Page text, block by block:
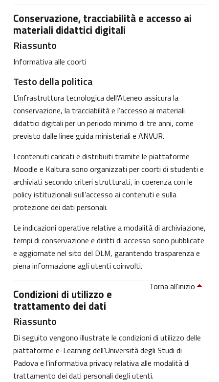
Conservazione, tracciabilità e accesso ai
materiali didattici digitali
Riassunto
Informativa alle coorti
Testo della politica
L’infrastruttura tecnologica dell’Ateneo assicura la
conservazione, la tracciabilità e l’accesso ai materiali
didattici digitali per un periodo minimo di tre anni, come
previsto dalle linee guida ministeriali e ANVUR.
I contenuti caricati e distribuiti tramite le piattaforme
Moodle e Kaltura sono organizzati per coorti di studenti e
archiviati secondo criteri strutturati, in coerenza con le
policy istituzionali sull’accesso ai contenuti e sulla
protezione dei dati personali.
Le indicazioni operative relative a modalità di archiviazione,
tempi di conservazione e diritti di accesso sono pubblicate
e aggiornate nel sito del DLM, garantendo trasparenza e
piena informazione agli utenti coinvolti.
Torna all'inizio
Condizioni di utilizzo e
trattamento dei dati
Riassunto
Di seguito vengono illustrate le condizioni di utilizzo delle
piattaforme e-Learning dell'Università degli Studi di
Padova e l'informativa privacy relativa alle modalità di
trattamento dei dati personali degli utenti.